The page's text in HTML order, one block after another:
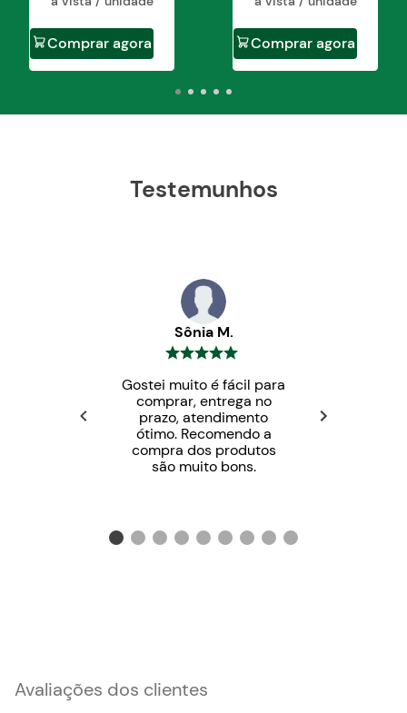
Comprar agora Comprar agora
Testemunhos
Sônia M.
Gostei muito é fácil para
comprar, entrega no
prazo, atendimento
ótimo. Recomendo a
compra dos produtos
são muito bons.
Avaliações dos clientes